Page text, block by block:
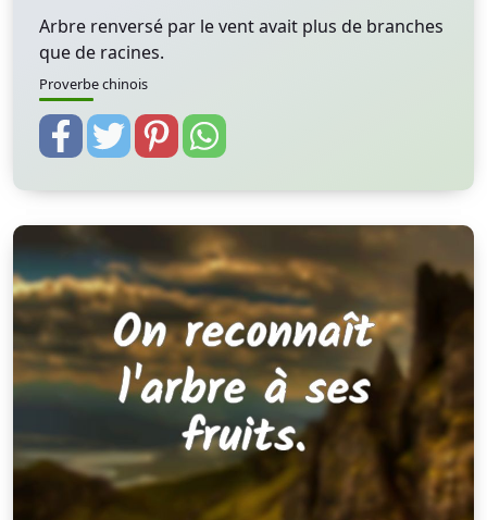
Arbre renversé par le vent avait plus de branches
que de racines.
Proverbe chinois